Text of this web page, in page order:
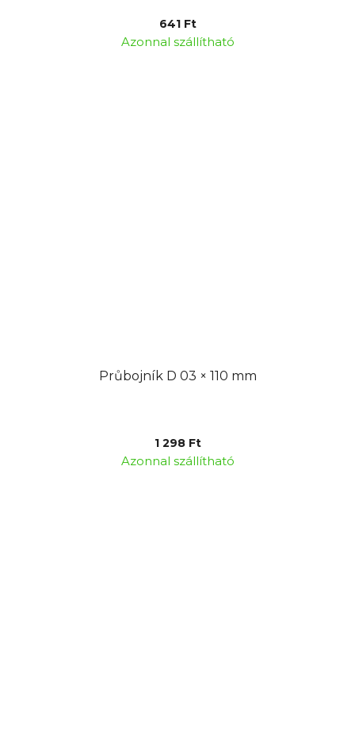
641 Ft
Azonnal szállítható
Průbojník D 03 × 110 mm
1 298 Ft
Azonnal szállítható